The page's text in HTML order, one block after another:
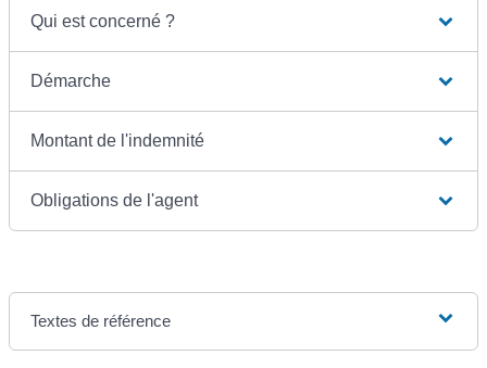
Qui est concerné ?
Démarche
Montant de l'indemnité
Obligations de l'agent
Textes de référence